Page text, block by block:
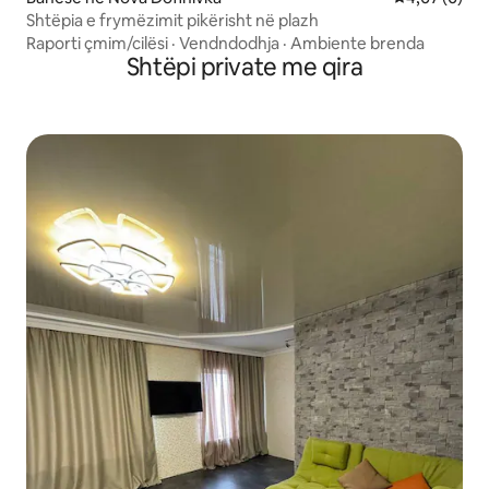
Shtëpia e frymëzimit pikërisht në plazh
Raporti çmim/cilësi · Vendndodhja · Ambiente brenda
Shtëpi private me qira